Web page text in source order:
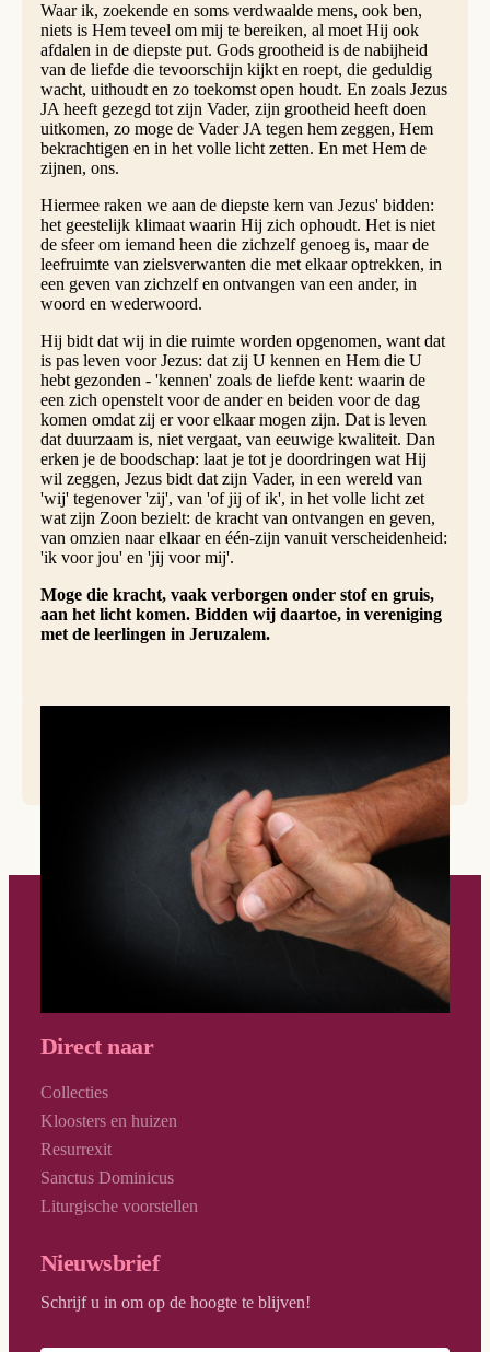
Waar ik, zoekende en soms verdwaalde mens, ook ben,
niets is Hem teveel om mij te bereiken, al moet Hij ook
afdalen in de diepste put. Gods grootheid is de nabijheid
van de liefde die tevoorschijn kijkt en roept, die geduldig
wacht, uithoudt en zo toekomst open houdt. En zoals Jezus
JA heeft gezegd tot zijn Vader, zijn grootheid heeft doen
uitkomen, zo moge de Vader JA tegen hem zeggen, Hem
bekrachtigen en in het volle licht zetten. En met Hem de
zijnen, ons.
Hiermee raken we aan de diepste kern van Jezus' bidden:
het geestelijk klimaat waarin Hij zich ophoudt. Het is niet
de sfeer om iemand heen die zichzelf genoeg is, maar de
leefruimte van zielsverwanten die met elkaar optrekken, in
een geven van zichzelf en ontvangen van een ander, in
woord en wederwoord.
Hij bidt dat wij in die ruimte worden opgenomen, want dat
is pas leven voor Jezus: dat zij U kennen en Hem die U
hebt gezonden - 'kennen' zoals de liefde kent: waarin de
een zich openstelt voor de ander en beiden voor de dag
komen omdat zij er voor elkaar mogen zijn. Dat is leven
dat duurzaam is, niet vergaat, van eeuwige kwaliteit. Dan
erken je de boodschap: laat je tot je doordringen wat Hij
wil zeggen, Jezus bidt dat zijn Vader, in een wereld van
'wij' tegenover 'zij', van 'of jij of ik', in het volle licht zet
wat zijn Zoon bezielt: de kracht van ontvangen en geven,
van omzien naar elkaar en één-zijn vanuit verscheidenheid:
'ik voor jou' en 'jij voor mij'.
Moge die kracht, vaak verborgen onder stof en gruis,
aan het licht komen. Bidden wij daartoe, in vereniging
met de leerlingen in Jeruzalem.
Direct naar
Collecties
Kloosters en huizen
Resurrexit
Sanctus Dominicus
Liturgische voorstellen
Nieuwsbrief
Schrijf u in om op de hoogte te blijven!